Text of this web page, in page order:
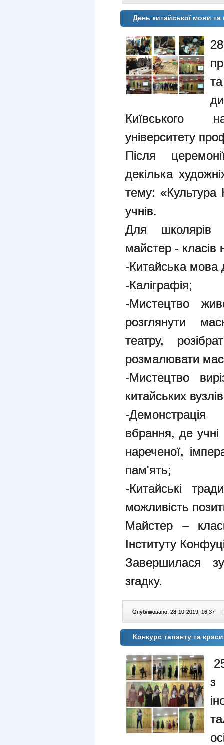
День китайської мови
Київського
університету
Після
декілька
тему: «Культура
учнів.
Для школярів
майстер - класів
-Китайська мова
-Каліграфія;
-Мистецтво
розглянути
театру,
розмалювати
-Мистецтво
китайських
-Демонстрація
вбрання, де
нареченої,
пам'ять;
-Китайські
можливість
Майстер –
Інституту
Завершилася
згадку.
Опубліковано: 28-10-2019, 16:37 |
Конкурс таланту та
з